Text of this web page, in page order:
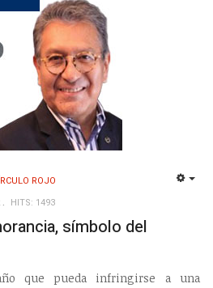
ROJO
HITS: 1493
símbolo del
que pueda infringirse a una